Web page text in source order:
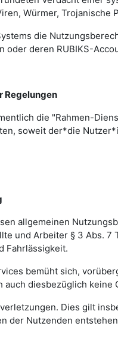
Würmer, Trojanische
die
oder deren RUBIKS-
Regelungen
die "Rahmen-
soweit der*die
allgemeinen
und Arbeiter § 3 Abs.
Fahrlässigkeit.
bemüht sich,
diesbezüglich keine
Dies gilt
der Nutzenden